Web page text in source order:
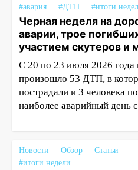
#авария
#ДТП #итоги
Черная неделя на
аварии, трое
участием скутеров и
С 20 по 23 июля 2026 года
произошло 53 ДТП, в
пострадали и 3 человека
наиболее аварийный день
Новости Обзор
Статьи
#итоги недели